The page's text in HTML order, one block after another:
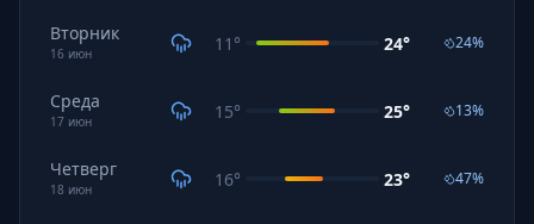
Вторник
16 июн 11 ° 24° 24%
Среда
17 июн 15° 25° 13%
Четверг
18 июн 16° 23° 47%